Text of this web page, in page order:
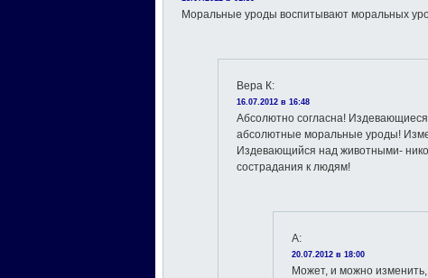
Моральные уроды воспитывают моральных
Вера К:
16.07.2012 в 16:48
Абсолютно согласна!
абсолютные моральные уроды!
Издевающийся над животными-
сострадания к людям!
А:
20.07.2012 в 18:00
Может, и можно